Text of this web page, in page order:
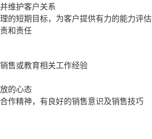
维护客户关系
的短期目标，为客户提供有力的能力评估
和责任
售或教育相关工作经验
的心态
作精神，有良好的销售意识及销售技巧